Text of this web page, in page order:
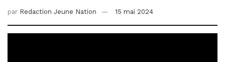
par Redaction Jeune Nation 15 mai 2024